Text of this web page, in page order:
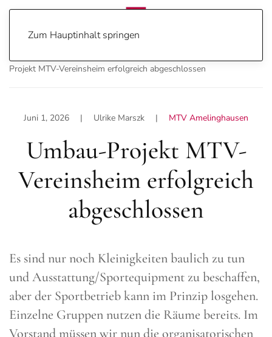
Zum Hauptinhalt springen
Projekt MTV-Vereinsheim erfolgreich abgeschlossen
Juni 1, 2026 | Ulrike Marszk | MTV Amelinghausen
Umbau-Projekt MTV-
Vereinsheim erfolgreich
abgeschlossen
Es sind nur noch Kleinigkeiten baulich zu tun
und Ausstattung/Sportequipment zu beschaffen,
aber der Sportbetrieb kann im Prinzip losgehen.
Einzelne Gruppen nutzen die Räume bereits. Im
Vorstand müssen wir nun die organisatorischen